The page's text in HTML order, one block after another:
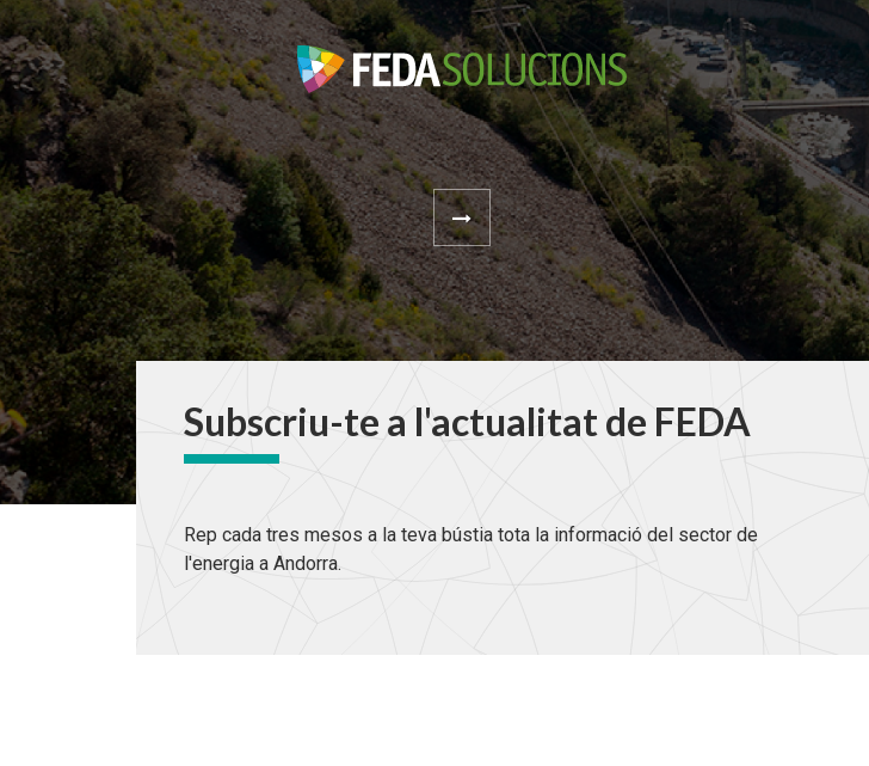
Subscriu-te a l'actualitat de FEDA
Rep cada tres mesos a la teva bústia tota la informació del sector de
l'energia a Andorra.